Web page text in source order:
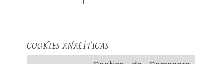
COOKIES ANALÍTICAS